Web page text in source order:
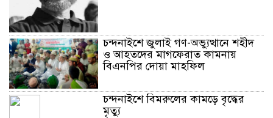
চন্দনাইশে জুলাই গণ-অভ্যুত্থানে শহীদ
ও আহতদের মাগফেরাত কামনায়
বিএনপির দোয়া মাহফিল
চন্দনাইশে বিমরুলের কামড়ে বৃদ্ধের
মৃত্যু